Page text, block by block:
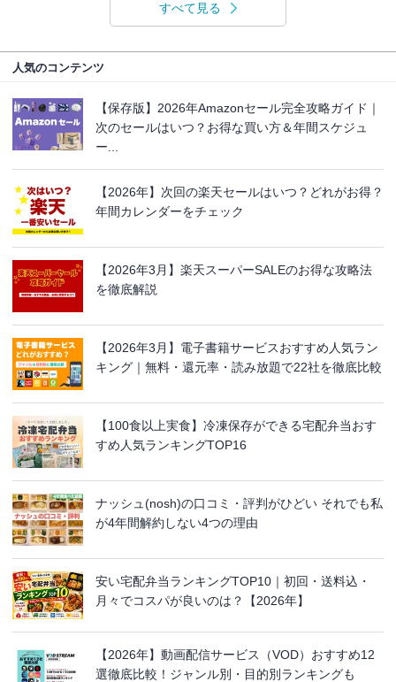
すべて見る
人気のコンテンツ
【保存版】2026年Amazonセール完全攻略ガイド｜
次のセールはいつ？お得な買い方＆年間スケジュ
ー...
【2026年】次回の楽天セールはいつ？どれがお得？
年間カレンダーをチェック
【2026年3月】楽天スーパーSALEのお得な攻略法
を徹底解説
【2026年3月】電子書籍サービスおすすめ人気ラン
キング｜無料・還元率・読み放題で22社を徹底比較
【100食以上実食】冷凍保存ができる宅配弁当おす
すめ人気ランキングTOP16
ナッシュ(nosh)の口コミ・評判がひどい それでも私
が4年間解約しない4つの理由
安い宅配弁当ランキングTOP10｜初回・送料込・
月々でコスパが良いのは？【2026年】
【2026年】動画配信サービス（VOD）おすすめ12
選徹底比較！ジャンル別・目的別ランキングも